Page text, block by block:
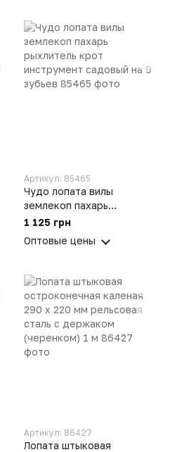
Артикул: 85465
Чудо лопата вилы
землекоп пахарь
рыхлитель крот
зубьев
1 125 грн
Оптовые цены
Артикул: 86427
Лопата штыковая